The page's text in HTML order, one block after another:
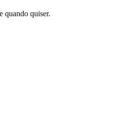
quando quiser.